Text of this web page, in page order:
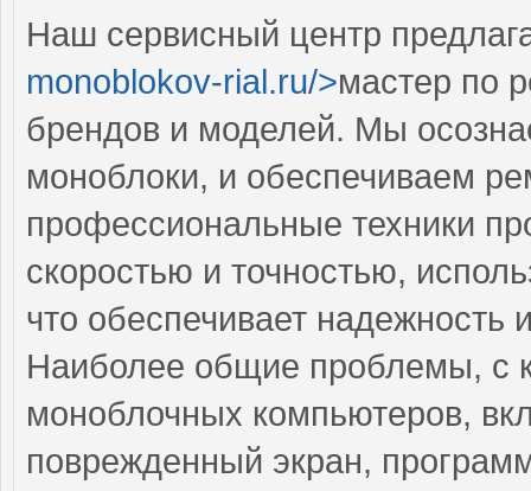
Наш сервисный центр
monoblokov-rial.ru/>мастер по
брендов и моделей. Мы
моноблоки, и обеспечиваем
профессиональные техники
скоростью и точностью,
что обеспечивает надежность
Наиболее общие проблемы, с
моноблочных компьютеров,
поврежденный экран,